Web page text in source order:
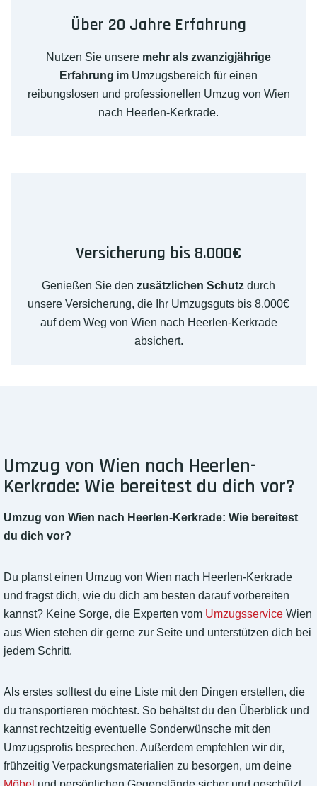
Über 20 Jahre Erfahrung
Nutzen Sie unsere mehr als zwanzigjährige
Erfahrung im Umzugsbereich für einen
reibungslosen und professionellen Umzug von Wien
nach Heerlen-Kerkrade.
Versicherung bis 8.000€
Genießen Sie den zusätzlichen Schutz durch
unsere Versicherung, die Ihr Umzugsguts bis 8.000€
auf dem Weg von Wien nach Heerlen-Kerkrade
absichert.
Umzug von Wien nach Heerlen-
Kerkrade: Wie bereitest du dich vor?
Umzug von Wien nach Heerlen-Kerkrade: Wie bereitest
du dich vor?
Du planst einen Umzug von Wien nach Heerlen-Kerkrade
und fragst dich, wie du dich am besten darauf vorbereiten
kannst? Keine Sorge, die Experten vom Umzugsservice Wien
aus Wien stehen dir gerne zur Seite und unterstützen dich bei
jedem Schritt.
Als erstes solltest du eine Liste mit den Dingen erstellen, die
du transportieren möchtest. So behältst du den Überblick und
kannst rechtzeitig eventuelle Sonderwünsche mit den
Umzugsprofis besprechen. Außerdem empfehlen wir dir,
frühzeitig Verpackungsmaterialien zu besorgen, um deine